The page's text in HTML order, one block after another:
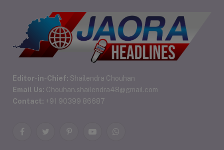
Editor-in-Chief: Shailendra Chouhan
Email Us: Chouhan.shailendra48@gmail.com
Contact: +91 90399 86687
FacebookTwitterPinterestYouTubeWhatsApp